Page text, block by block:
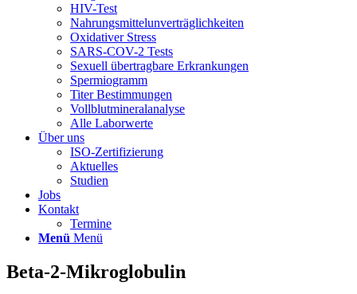
HIV-Test
Nahrungsmittel­unverträglichkeiten
Oxidativer Stress
SARS-COV-2 Tests
Sexuell übertragbare Erkrankungen
Spermiogramm
Titer Bestimmungen
Vollblutmineralanalyse
Alle Laborwerte
Über uns
ISO-Zertifizierung
Aktuelles
Studien
Jobs
Kontakt
Termine
Menü Menü
Beta-2-Mikroglobulin